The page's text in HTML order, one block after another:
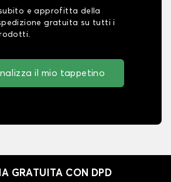
e approfitta della
gratuita su tutti i
il mio tappetino
GRATUITA CON DPD